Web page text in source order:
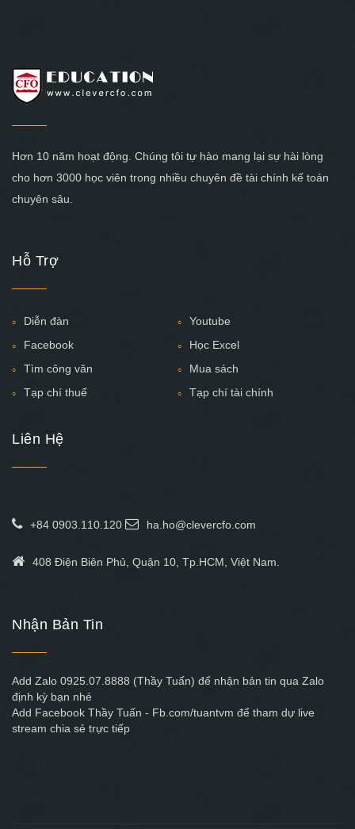
Hơn 10 năm hoạt động. Chúng tôi tự hào mang lại sự hài lòng
cho hơn 3000 học viên trong nhiều chuyên đề tài chính kế toán
chuyên sâu.
Hỗ Trợ
Diễn đàn
Youtube
Facebook
Học Excel
Tìm công văn
Mua sách
Tạp chí thuế
Tạp chí tài chính
Liên Hệ
+84 0903.110.120 ha.ho@clevercfo.com
408 Điện Biên Phủ, Quận 10, Tp.HCM, Việt Nam.
Nhận Bản Tin
Add Zalo 0925.07.8888 (Thầy Tuấn) để nhận bản tin qua Zalo
định kỳ bạn nhé
Add Facebook Thầy Tuấn - Fb.com/tuantvm để tham dự live
stream chia sẻ trực tiếp